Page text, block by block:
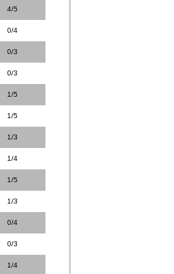
4/5
0/4
0/3
0/3
1/5
1/5
1/3
1/4
1/5
1/3
0/4
0/3
1/4